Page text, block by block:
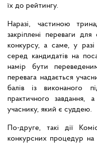
їх до рейтингу.
Наразі, частиною
закріплені переваги
конкурсу, а саме, у разі
серед кандидатів на
намір бути
перевага надається
балів із виконаного
практичного завдання,
учаснику, який є суддею.
По-друге, такі дії
конкурсних процедур на